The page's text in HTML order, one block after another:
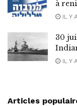
à
IL Y
30
IL Y
Articles